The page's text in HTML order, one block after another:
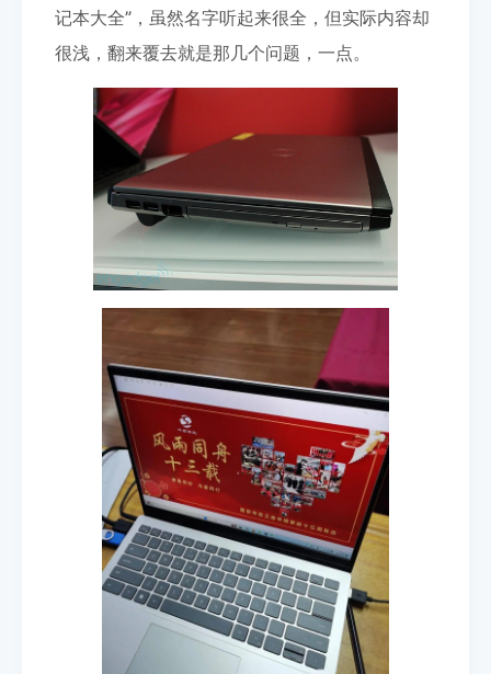
记本大全”，虽然名字听起来很全，但实际内容却
很浅，翻来覆去就是那几个问题，一点。